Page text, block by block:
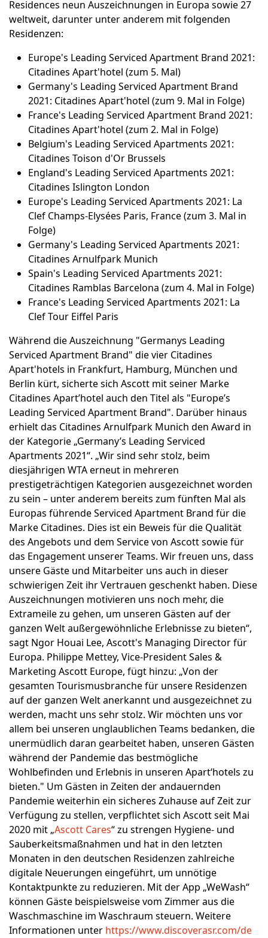
Residences neun Auszeichnungen in Europa sowie 27
weltweit, darunter unter anderem mit folgenden
Residenzen:
Europe's Leading Serviced Apartment Brand 2021:
Citadines Apart'hotel (zum 5. Mal)
Germany's Leading Serviced Apartment Brand
2021: Citadines Apart'hotel (zum 9. Mal in Folge)
France's Leading Serviced Apartment Brand 2021:
Citadines Apart'hotel (zum 2. Mal in Folge)
Belgium's Leading Serviced Apartments 2021:
Citadines Toison d'Or Brussels
England's Leading Serviced Apartments 2021:
Citadines Islington London
Europe's Leading Serviced Apartments 2021: La
Clef Champs-Elysées Paris, France (zum 3. Mal in
Folge)
Germany's Leading Serviced Apartments 2021:
Citadines Arnulfpark Munich
Spain's Leading Serviced Apartments 2021:
Citadines Ramblas Barcelona (zum 4. Mal in Folge)
France's Leading Serviced Apartments 2021: La
Clef Tour Eiffel Paris
Während die Auszeichnung "Germanys Leading
Serviced Apartment Brand" die vier Citadines
Apart'hotels in Frankfurt, Hamburg, München und
Berlin kürt, sicherte sich Ascott mit seiner Marke
Citadines Apart’hotel auch den Titel als "Europe’s
Leading Serviced Apartment Brand". Darüber hinaus
erhielt das Citadines Arnulfpark Munich den Award in
der Kategorie „Germany’s Leading Serviced
Apartments 2021“. „Wir sind sehr stolz, beim
diesjährigen WTA erneut in mehreren
prestigeträchtigen Kategorien ausgezeichnet worden
zu sein – unter anderem bereits zum fünften Mal als
Europas führende Serviced Apartment Brand für die
Marke Citadines. Dies ist ein Beweis für die Qualität
des Angebots und dem Service von Ascott sowie für
das Engagement unserer Teams. Wir freuen uns, dass
unsere Gäste und Mitarbeiter uns auch in dieser
schwierigen Zeit ihr Vertrauen geschenkt haben. Diese
Auszeichnungen motivieren uns noch mehr, die
Extrameile zu gehen, um unseren Gästen auf der
ganzen Welt außergewöhnliche Erlebnisse zu bieten“,
sagt Ngor Houai Lee, Ascott's Managing Director für
Europa. Philippe Mettey, Vice-President Sales &
Marketing Ascott Europe, fügt hinzu: „Von der
gesamten Tourismusbranche für unsere Residenzen
auf der ganzen Welt anerkannt und ausgezeichnet zu
werden, macht uns sehr stolz. Wir möchten uns vor
allem bei unseren unglaublichen Teams bedanken, die
unermüdlich daran gearbeitet haben, unseren Gästen
während der Pandemie das bestmögliche
Wohlbefinden und Erlebnis in unseren Apart‘hotels zu
bieten." Um Gästen in Zeiten der andauernden
Pandemie weiterhin ein sicheres Zuhause auf Zeit zur
Verfügung zu stellen, verpflichtet sich Ascott seit Mai
2020 mit „Ascott Cares“ zu strengen Hygiene- und
Sauberkeitsmaßnahmen und hat in den letzten
Monaten in den deutschen Residenzen zahlreiche
digitale Neuerungen eingeführt, um unnötige
Kontaktpunkte zu reduzieren. Mit der App „WeWash“
können Gäste beispielsweise vom Zimmer aus die
Waschmaschine im Waschraum steuern. Weitere
Informationen unter https://www.discoverasr.com/de